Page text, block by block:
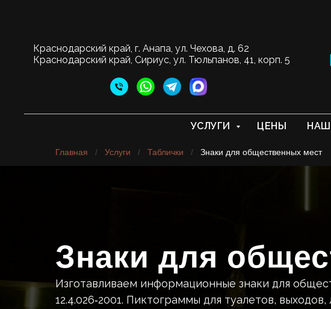
Краснодарский край, г. Анапа, ул. Чехова, д. 62
Краснодарский край, Сириус, ул. Тюльпанов, 41, корп. 5
УСЛУГИ ЦЕНЫ
Главная / Услуги / Таблички / Знаки для общественных мест
Знаки для
Изготавливаем информационные знаки для
12.4.026‑2001. Пиктограммы для туалетов,